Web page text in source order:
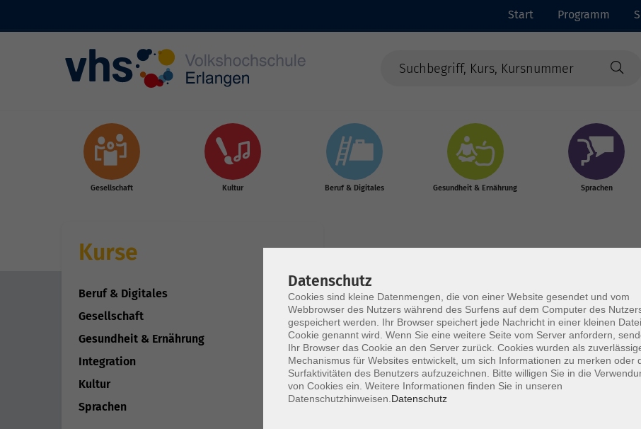
Start Programm
Gesellschaft Kultur Beruf & Digitales Gesundheit & Ernährung Sprachen
Kurse
Beruf & Digitales
Gesellschaft
Gesundheit & Ernährung
Integration
Kultur
Sprachen
Wochentage Tageszeit
mehr
Datenschutz
Cookies sind kleine Datenmengen, die von einer Website gesendet und vom
Webbrowser des Nutzers während des Surfens auf dem Computer des
gespeichert werden. Ihr Browser speichert jede Nachricht in einer kleinen
Cookie genannt wird. Wenn Sie eine weitere Seite vom Server anfordern,
Ihr Browser das Cookie an den Server zurück. Cookies wurden als
Mechanismus für Websites entwickelt, um sich Informationen zu merken oder
Surfaktivitäten des Benutzers aufzuzeichnen. Bitte willigen Sie in die
von Cookies ein. Weitere Informationen finden Sie in unseren
Datenschutzhinweisen. Datenschutz